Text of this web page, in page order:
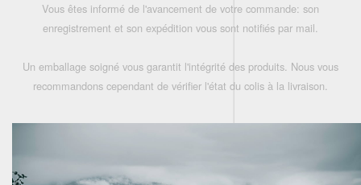
Vous êtes informé de l'avancement de votre commande: son
enregistrement et son expédition vous sont notifiés par mail.
Un emballage soigné vous garantit l'intégrité des produits. Nous vous
recommandons cependant de vérifier l'état du colis à la livraison.